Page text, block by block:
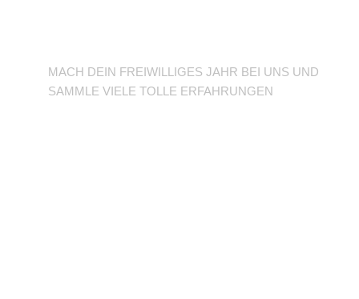
MACH DEIN FREIWILLIGES JAHR BEI UNS UND
SAMMLE VIELE TOLLE ERFAHRUNGEN